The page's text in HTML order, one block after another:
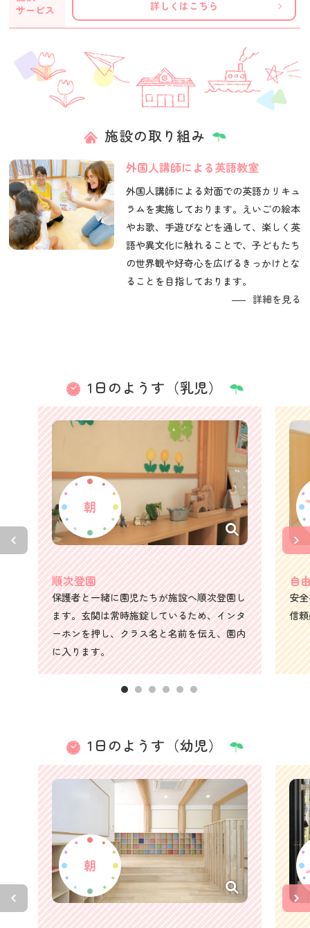
サービス
詳しくはこちら
施設の取り組み
外国人講師による英語教室
外国人講師による対面での英語カリキュ
ラムを実施しております。えいごの絵本
やお歌、手遊びなどを通して、楽しく英
語や異文化に触れることで、子どもたち
の世界観や好奇心を広げるきっかけとな
ることを目指しております。
詳細を見る
1日のようす（乳児）
順次登園
保護者と一緒に園児たちが施設へ順次登園し
ます。玄関は常時施錠しているため、インタ
ーホンを押し、クラス名と名前を伝え、園内
に入ります。
自
安
信
1日のようす（幼児）